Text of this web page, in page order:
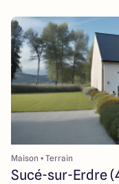
Maison + Terrain
Sucé-sur-Erdre